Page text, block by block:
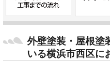
外壁塗装・屋根塗
いる横浜市西区に